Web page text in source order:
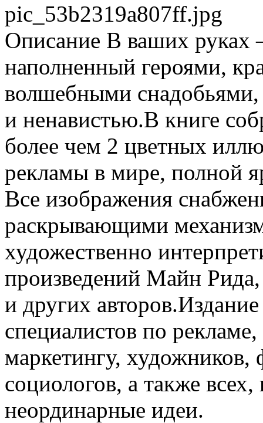
pic_53b2319a807ff.jpg
Описание В ваших руках
наполненный героями,
волшебными
и ненавистью.В книге
более чем 2 цветных
рекламы в мире, полной
Все изображения
раскрывающими
художественно
произведений Майн
и других
специалистов по
маркетингу, художников,
социологов, а также
неординарные идеи.